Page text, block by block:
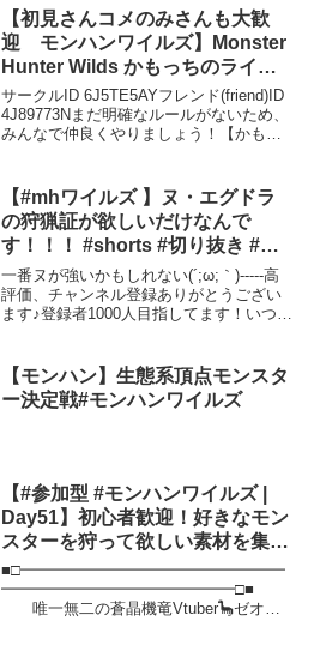
【初見さんコメのみさんも大歓
迎 モンハンワイルズ】Monster
Hunter Wilds かもっちのライブ
配信 #35
サークルID 6J5TE5AYフレンド(friend)ID
4J89773Nまだ明確なルールがないため、
みんなで仲良くやりましょう！【かもっ
【#mhワイルズ 】ヌ・エグドラ
の狩猟証が欲しいだけなんで
す！！！ #shorts #切り抜き #参
加型 #参加型配信 #大剣 #大剣女
子
一番ヌが強いかもしれない(´;ω;｀)-----高
評価、チャンネル登録ありがとうござい
ます♪登録者1000人目指してます！いつも
【白雲 羊のX】-----...
【モンハン】生態系頂点モンスタ
ー決定戦#モンハンワイルズ
【#参加型 #モンハンワイルズ |
Day51】初心者歓迎！好きなモン
スターを狩って欲しい素材を集め
てランクを上げる
#MonsterHunterWilds 攻略実況
#Vtuber
■□━━━━━━━━━━━━━━━━━
━━━━━━━━━━━━━━━□■
唯一無二の蒼晶機竜Vtuber🦕ゼオで